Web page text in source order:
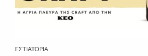
ΕΣΤΙΑΤΌΡΙΑ